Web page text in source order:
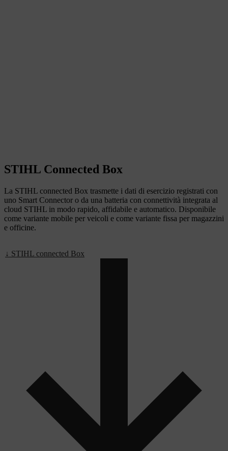
STIHL Connected Box
La STIHL connected Box trasmette i dati di esercizio registrati con
uno Smart Connector o da una batteria con connettività integrata al
cloud STIHL in modo rapido, affidabile e automatico. Disponibile
come variante mobile per veicoli e come variante fissa per magazzini
e officine.
↓ STIHL connected Box